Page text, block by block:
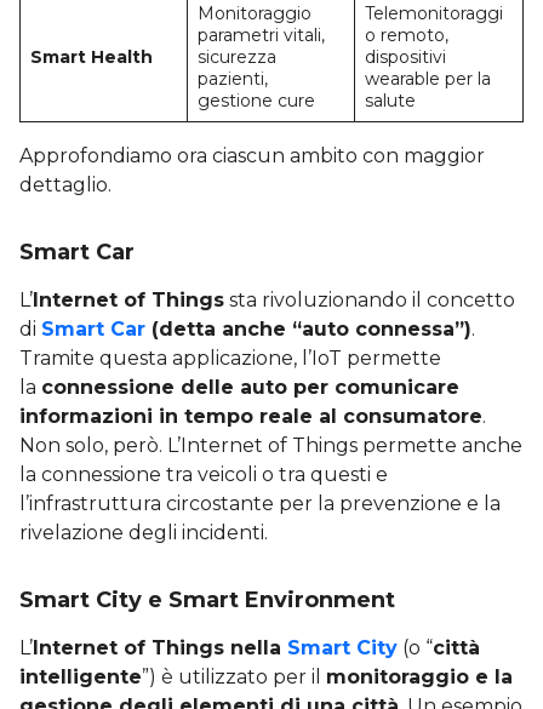
Smart Health
Monitoraggio
parametri vitali,
sicurezza
pazienti,
gestione cure
Telemonitoraggi
o remoto,
dispositivi
wearable per la
salute
Approfondiamo ora ciascun ambito con maggior
dettaglio.
Smart Car
L’Internet of Things sta rivoluzionando il concetto
di Smart Car (detta anche “auto connessa”).
Tramite questa applicazione, l’IoT permette
la connessione delle auto per comunicare
informazioni in tempo reale al consumatore.
Non solo, però. L’Internet of Things permette anche
la connessione tra veicoli o tra questi e
l’infrastruttura circostante per la prevenzione e la
rivelazione degli incidenti.
Smart City e Smart Environment
L’Internet of Things nella Smart City (o “città
intelligente”) è utilizzato per il monitoraggio e la